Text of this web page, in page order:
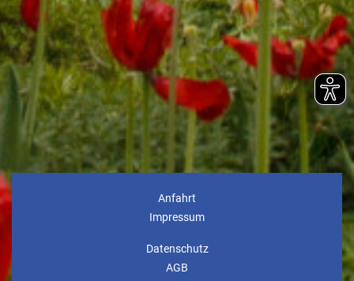
Anfahrt
Impressum
Datenschutz
AGB